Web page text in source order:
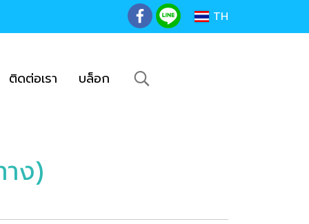
TH
ติดต่อเรา บล็อก
ง)